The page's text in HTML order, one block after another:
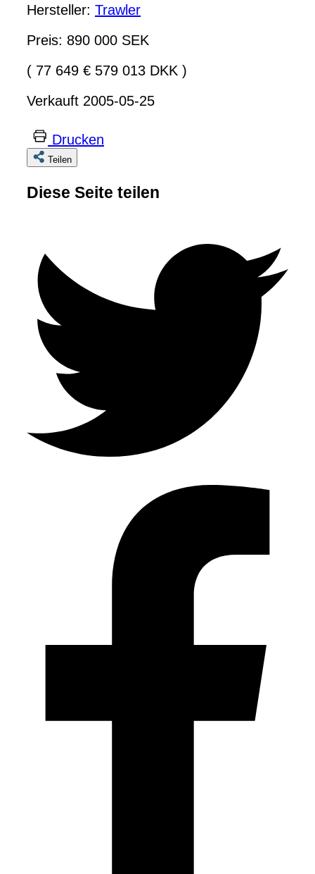
Hersteller: Trawler
Preis: 890 000 SEK
( 77 649 € 579 013 DKK )
Verkauft 2005-05-25
Drucken
Teilen
Diese Seite teilen